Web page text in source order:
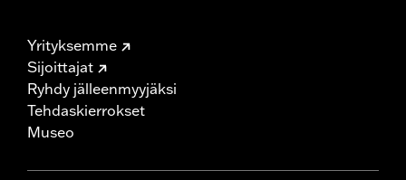
Yrityksemme
Sijoittajat
Ryhdy jälleenmyyjäksi
Tehdaskierrokset
Museo